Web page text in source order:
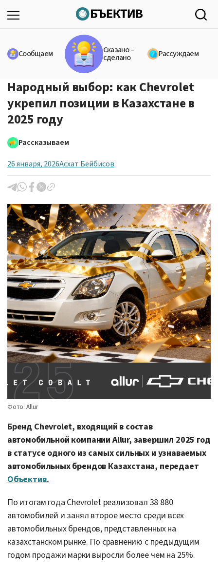
Сообщаем Сказано –
сделано Рассуждаем
Народный выбор: как Chevrolet
укрепил позиции в Казахстане в
2025 году
Рассказываем
26 января, 2026Асхат Бейбисов
Фото: Allur
Бренд Chevrolet, входящий в состав
автомобильной компании Allur, завершил 2025 год
в статусе одного из самых сильных и узнаваемых
автомобильных брендов Казахстана, передает
Объектив.
По итогам года Chevrolet реализовал 38 880
автомобилей и занял второе место среди всех
автомобильных брендов, представленных на
казахстанском рынке. По сравнению с предыдущим
годом продажи марки выросли более чем на 25%.